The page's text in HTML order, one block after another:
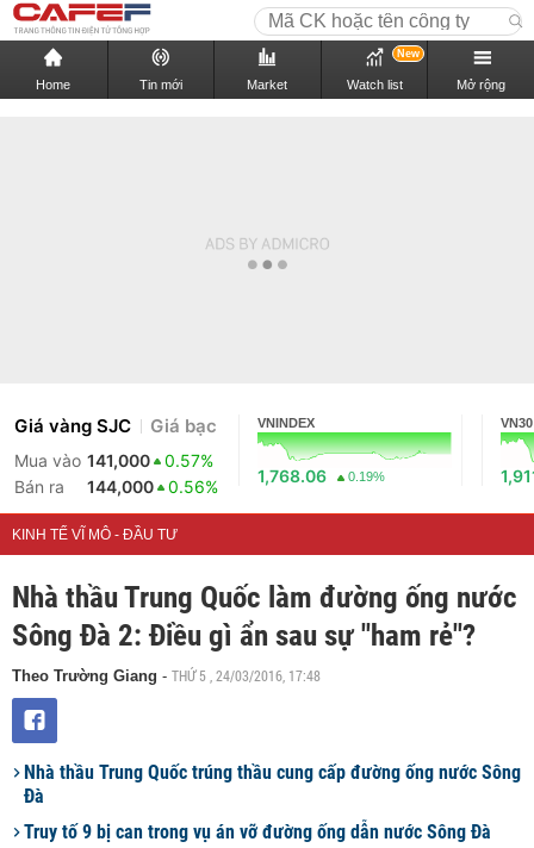
Home Tin mới Market Watch list
New
Mở rộng
Giá vàng SJC Giá bạc
Mua vào 141,000
0.57%
Bán ra
144,000 0.56%
VNINDEX
1,768.06 0.19%
VN30
KINH TẾ VĨ MÔ - ĐẦU TƯ
Nhà thầu Trung Quốc làm đường ống nước
Sông Đà 2: Điều gì ẩn sau sự "ham rẻ"?
Theo Trường Giang - THỨ 5 , 24/03/2016, 17:48
Nhà thầu Trung Quốc trúng thầu cung cấp đường ống nước Sông
Đà
Truy tố 9 bị can trong vụ án vỡ đường ống dẫn nước Sông Đà